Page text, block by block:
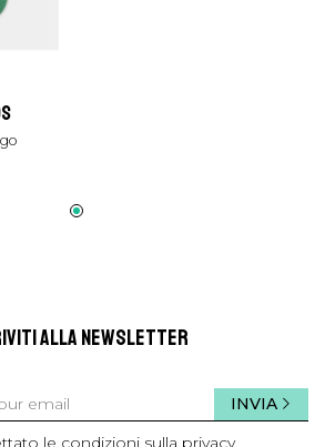
ALLA NEWSLETTER
le condizioni sulla privacy.
INVIA